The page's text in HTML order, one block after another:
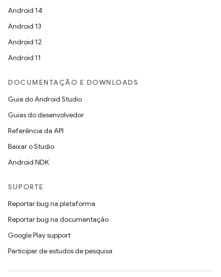
Android 14
Android 13
Android 12
Android 11
DOCUMENTAÇÃO E DOWNLOADS
Guia do Android Studio
Guias do desenvolvedor
Referência da API
Baixar o Studio
Android NDK
SUPORTE
Reportar bug na plataforma
Reportar bug na documentação
Google Play support
Participar de estudos de pesquisa